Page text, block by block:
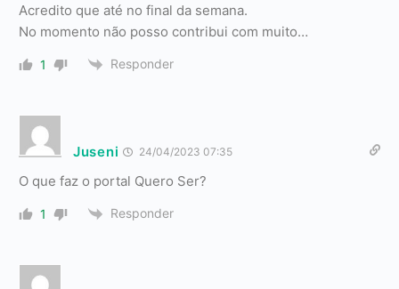
Acredito que até no final da semana.
No momento não posso contribui com muito…
1 Responder
Juseni 24/04/2023 07:35
O que faz o portal Quero Ser?
1 Responder